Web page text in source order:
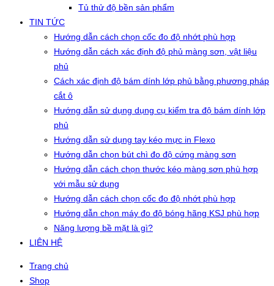
Tủ thử độ bền sản phẩm
TIN TỨC
Hướng dẫn cách chọn cốc đo độ nhớt phù hợp
Hướng dẫn cách xác định độ phủ màng sơn, vật liệu
phủ
Cách xác định độ bám dính lớp phủ bằng phương pháp
cắt ô
Hướng dẫn sử dụng dụng cụ kiểm tra độ bám dính lớp
phủ
Hướng dẫn sử dụng tay kéo mực in Flexo
Hướng dẫn chọn bút chì đo độ cứng màng sơn
Hướng dẫn cách chọn thước kéo màng sơn phù hợp
với mẫu sử dụng
Hướng dẫn cách chọn cốc đo độ nhớt phù hợp
Hướng dẫn chọn máy đo độ bóng hãng KSJ phù hợp
Năng lượng bề mặt là gì?
LIÊN HỆ
Trang chủ
Shop